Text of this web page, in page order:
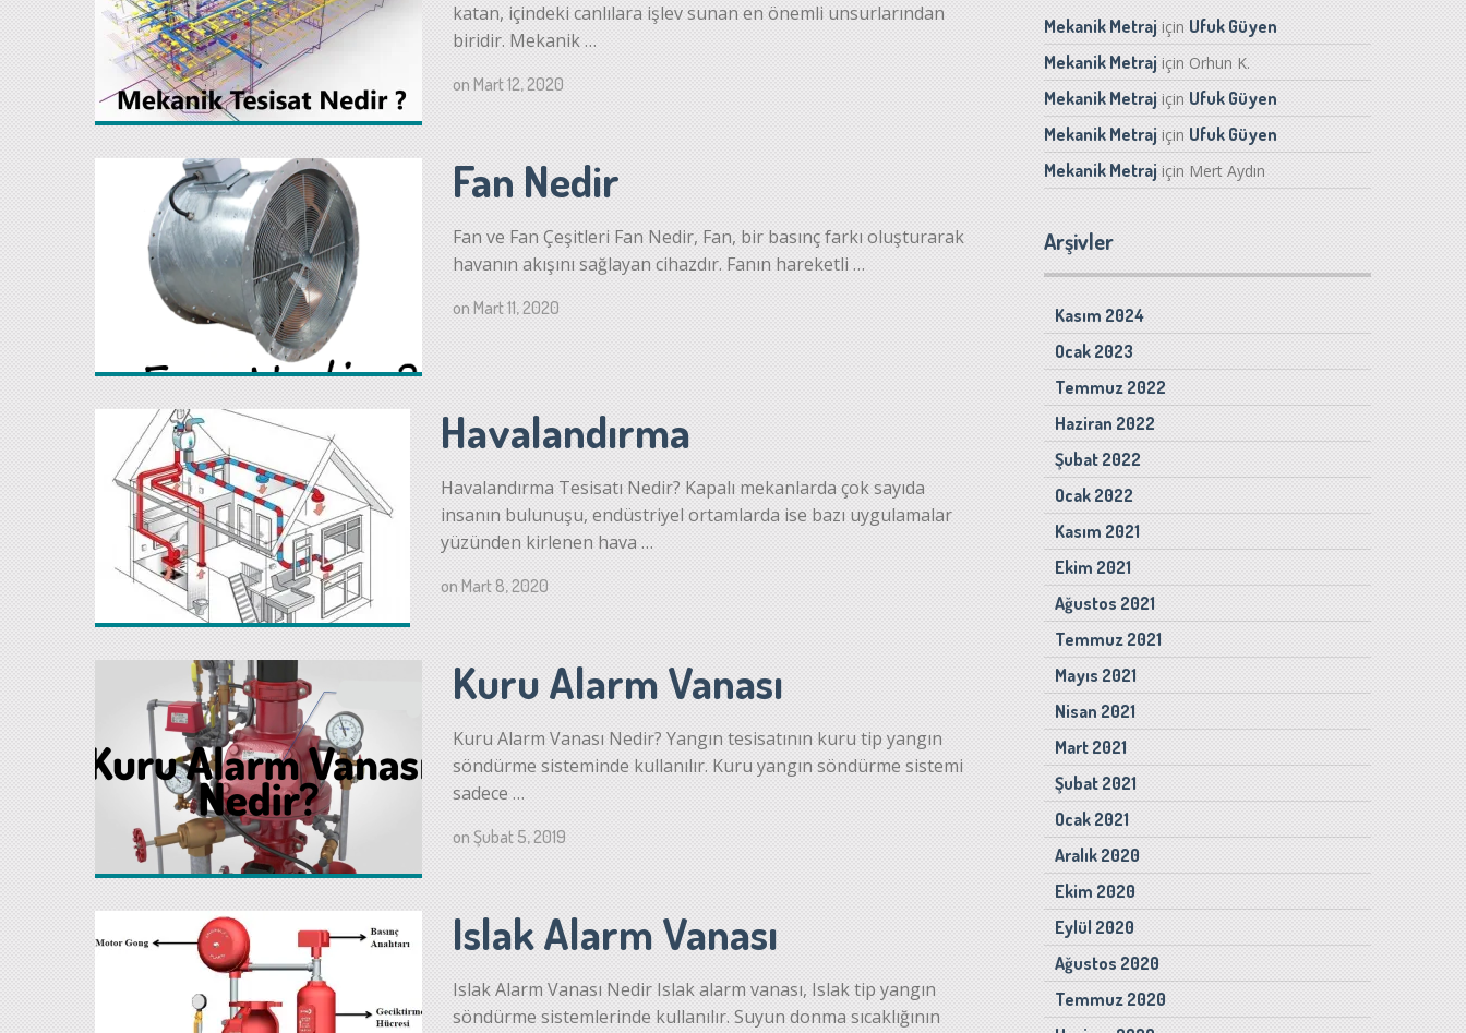
katan, içindeki canlılara işlev sunan en önemli unsurlarından
biridir. Mekanik …
on Mart 12, 2020
Fan Nedir
Fan ve Fan Çeşitleri Fan Nedir, Fan, bir basınç farkı oluşturarak
havanın akışını sağlayan cihazdır. Fanın hareketli …
on Mart 11, 2020
Havalandırma
Havalandırma Tesisatı Nedir? Kapalı mekanlarda çok sayıda
insanın bulunuşu, endüstriyel ortamlarda ise bazı uygulamalar
yüzünden kirlenen hava …
on Mart 8, 2020
Kuru Alarm Vanası
Kuru Alarm Vanası Nedir? Yangın tesisatının kuru tip yangın
söndürme sisteminde kullanılır. Kuru yangın söndürme sistemi
sadece …
on Şubat 5, 2019
Islak Alarm Vanası
Islak Alarm Vanası Nedir Islak alarm vanası, Islak tip yangın
söndürme sistemlerinde kullanılır. Suyun donma sıcaklığının
Mekanik Metraj için Ufuk Güyen
Mekanik Metraj için Orhun K.
Mekanik Metraj için Ufuk Güyen
Mekanik Metraj için Ufuk Güyen
Mekanik Metraj için Mert Aydın
Arşivler
Kasım 2024
Ocak 2023
Temmuz 2022
Haziran 2022
Şubat 2022
Ocak 2022
Kasım 2021
Ekim 2021
Ağustos 2021
Temmuz 2021
Mayıs 2021
Nisan 2021
Mart 2021
Şubat 2021
Ocak 2021
Aralık 2020
Ekim 2020
Eylül 2020
Ağustos 2020
Temmuz 2020